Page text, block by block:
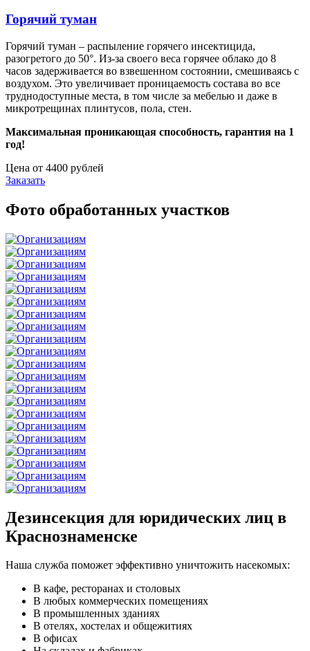
Горячий туман
Горячий туман – распыление горячего инсектицида,
разогретого до 50°. Из-за своего веса горячее облако до 8
часов задерживается во взвешенном состоянии, смешиваясь с
воздухом. Это увеличивает проницаемость состава во все
труднодоступные места, в том числе за мебелью и даже в
микротрещинах плинтусов, пола, стен.
Максимальная проникающая способность, гарантия на 1
год!
Цена от 4400 рублей
Заказать
Фото обработанных участков
Дезинсекция для юридических лиц в
Краснознаменске
Наша служба поможет эффективно уничтожить насекомых:
В кафе, ресторанах и столовых
В любых коммерческих помещениях
В промышленных зданиях
В отелях, хостелах и общежитиях
В офисах